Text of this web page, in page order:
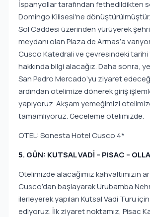
İspanyollar tarafından fethedildikten
Domingo Kilisesi'ne dönüştürülmüştür.
Sol Caddesi üzerinden yürüyerek
meydanı olan Plaza de Armas’a
Cusco Katedrali ve çevresindeki tarihi
hakkında bilgi alacağız. Daha sonra,
San Pedro Mercado’yu ziyaret
ardından otelimize dönerek giriş
yapıyoruz. Akşam yemeğimizi
tamamlıyoruz. Geceleme otelimizde.
OTEL: Sonesta Hotel Cusco 4*
5. GÜN: KUTSAL VADİ – PISAC –
Otelimizde alacağımız kahvaltımızın
Cusco’dan başlayarak Urubamba
ilerleyerek yapılan Kutsal Vadi Turu
ediyoruz. İlk ziyaret noktamız, Pisac